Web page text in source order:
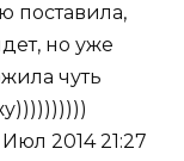
поставила,
но уже
чуть
2014 21:27